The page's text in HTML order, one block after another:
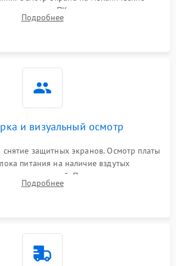
к ПК для оценки вывода
подсветки и выявления артефактов на
Подробнее
и визуальный осмотр
снятие защитных экранов. Осмотр платы
питания на наличие вздутых
окислений. Проверка надежности
и целостности шлейфов матрицы.
Подробнее